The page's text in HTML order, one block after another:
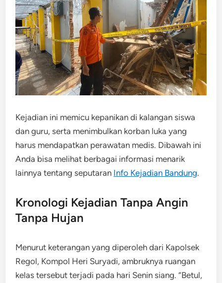
Kejadian ini memicu kepanikan di kalangan siswa
dan guru, serta menimbulkan korban luka yang
harus mendapatkan perawatan medis. Dibawah ini
Anda bisa melihat berbagai informasi menarik
lainnya tentang seputaran Info Kejadian Bandung.
Kronologi Kejadian Tanpa Angin
Tanpa Hujan
Menurut keterangan yang diperoleh dari Kapolsek
Regol, Kompol Heri Suryadi, ambruknya ruangan
kelas tersebut terjadi pada hari Senin siang. “Betul,